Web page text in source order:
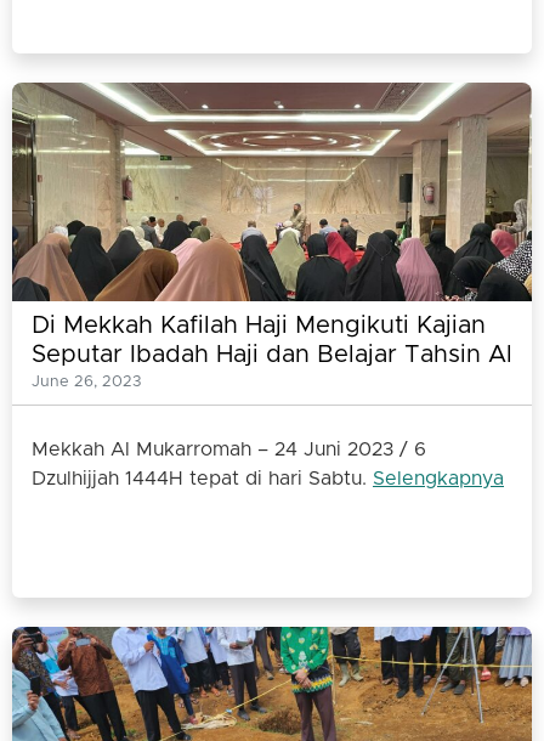
Di Mekkah Kafilah Haji Mengikuti Kajian
Seputar Ibadah Haji dan Belajar Tahsin Al
Quran
June 26, 2023
Mekkah Al Mukarromah – 24 Juni 2023 / 6
Dzulhijjah 1444H tepat di hari Sabtu. Selengkapnya